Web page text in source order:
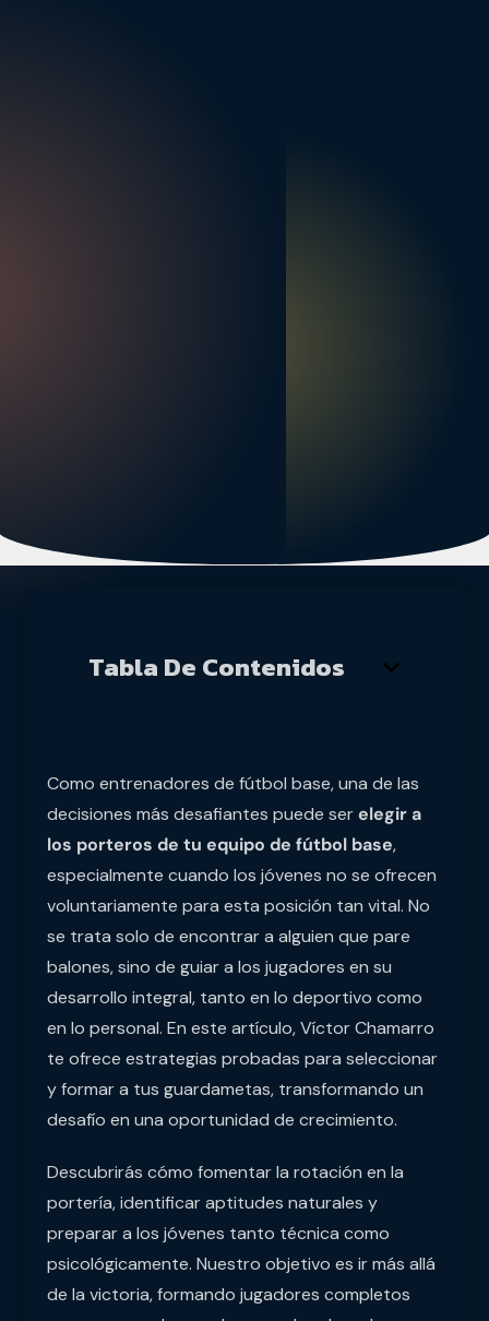
Tabla De Contenidos
Como entrenadores de fútbol base, una de las
decisiones más desafiantes puede serelegir a
los porteros de tu equipo de fútbol base,
especialmente cuando los jóvenes no se ofrecen
voluntariamente para esta posición tan vital. No
se trata solo de encontrar a alguien que pare
balones, sino de guiar a los jugadores en su
desarrollo integral, tanto en lo deportivo como
en lo personal. En este artículo, Víctor Chamarro
te ofrece estrategias probadas para seleccionar
y formar a tus guardametas, transformando un
desafío en una oportunidad de crecimiento.
Descubrirás cómo fomentar la rotación en la
portería, identificar aptitudes naturales y
preparar a los jóvenes tanto técnica como
psicológicamente. Nuestro objetivo es ir más allá
de la victoria, formando jugadores completos